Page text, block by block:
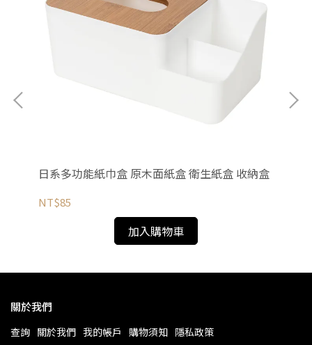
日系多功能紙巾盒 原木面紙盒 衛生紙盒 收納盒
NT$85
加入購物車
關於我們
查詢 關於我們 我的帳戶 購物須知 隱私政策